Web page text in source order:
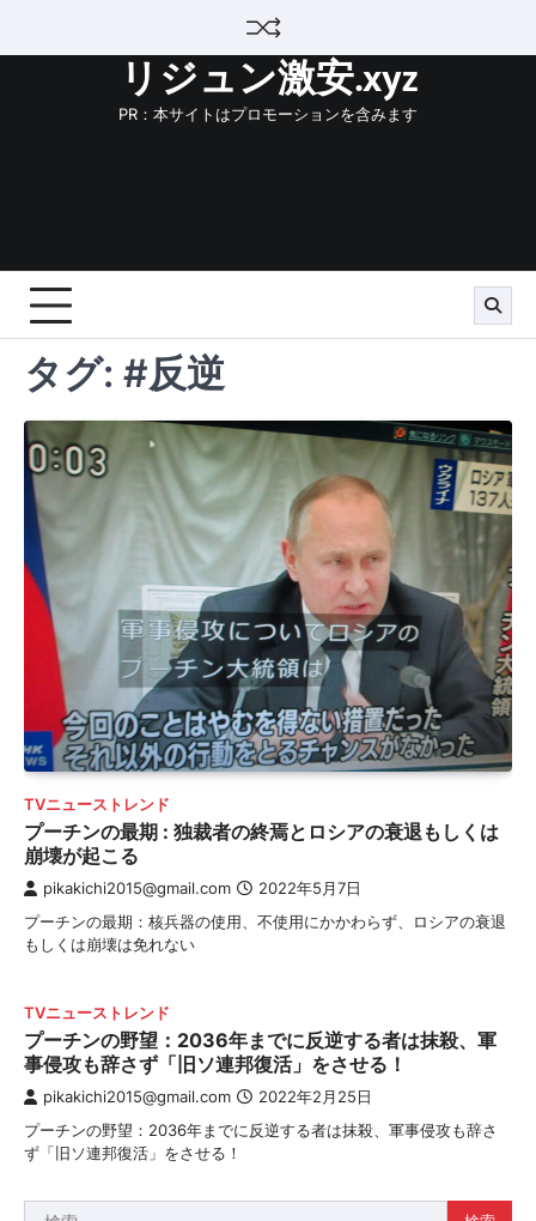
リジュン激安.xyz
PR：本サイトはプロモーションを含みます
タグ: #反逆
TVニューストレンド
プーチンの最期 : 独裁者の終焉とロシアの衰退もしくは
崩壊が起こる
pikakichi2015@gmail.com 2022年5月7日
プーチンの最期：核兵器の使用、不使用にかかわらず、ロシアの衰退
もしくは崩壊は免れない
TVニューストレンド
プーチンの野望：2036年までに反逆する者は抹殺、軍
事侵攻も辞さず「旧ソ連邦復活」をさせる！
pikakichi2015@gmail.com 2022年2月25日
プーチンの野望：2036年までに反逆する者は抹殺、軍事侵攻も辞さ
ず「旧ソ連邦復活」をさせる！